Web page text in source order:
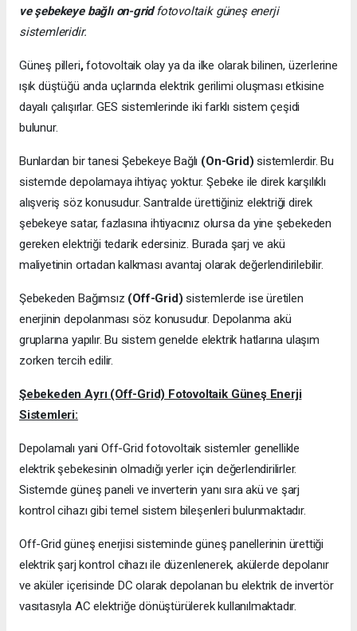
ve şebekeye bağlı on-gridfotovoltaik güneş enerji
sistemleridir.
Güneş pilleri,fotovoltaik olay ya da ilke olarak bilinen, üzerlerine
ışık düştüğü anda uçlarında elektrik gerilimi oluşması etkisine
dayalı çalışırlar. GES sistemlerinde iki farklı sistem çeşidi
bulunur.
Bunlardan bir tanesi Şebekeye Bağlı (On-Grid) sistemlerdir. Bu
sistemde depolamaya ihtiyaç yoktur. Şebeke ile direk karşılıklı
alışveriş söz konusudur. Santralde ürettiğiniz elektriği direk
şebekeye satar, fazlasına ihtiyacınız olursa da yine şebekeden
gereken elektriği tedarik edersiniz. Burada şarj ve akü
maliyetinin ortadan kalkması avantaj olarak değerlendirilebilir.
Şebekeden Bağımsız (Off-Grid) sistemlerde ise üretilen
enerjinin depolanması söz konusudur. Depolanma akü
gruplarına yapılır. Bu sistem genelde elektrik hatlarına ulaşım
zorken tercih edilir.
Şebekeden Ayrı (Off-Grid) Fotovoltaik Güneş Enerji
Sistemleri:
Depolamalı yani Off-Grid fotovoltaik sistemler genellikle
elektrik şebekesinin olmadığı yerler için değerlendirilirler.
Sistemde güneş paneli ve inverterin yanı sıra akü ve şarj
kontrol cihazı gibi temel sistem bileşenleri bulunmaktadır.
Off-Grid güneş enerjisi sisteminde güneş panellerinin ürettiği
elektrik şarj kontrol cihazı ile düzenlenerek, akülerde depolanır
ve aküler içerisinde DC olarak depolanan bu elektrik de invertör
vasıtasıyla AC elektriğe dönüştürülerek kullanılmaktadır.